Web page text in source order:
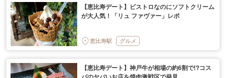
【恵比寿デート】ビストロなのにソフトクリーム
が大人気！「リュ ファヴァー」レポ
恵比寿駅 グルメ
【恵比寿デート】神戸牛が相場の約6割で!?コス